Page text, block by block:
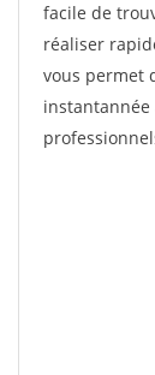
facile de
réaliser
vous permet
instantannée